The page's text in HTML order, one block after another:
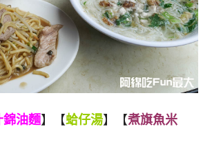
錦油麵】【蛤仔湯】【煮旗魚米